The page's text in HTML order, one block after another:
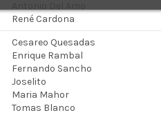
René Cardona
Cesareo Quesadas
Enrique Rambal
Fernando Sancho
Joselito
Maria Mahor
Tomas Blanco